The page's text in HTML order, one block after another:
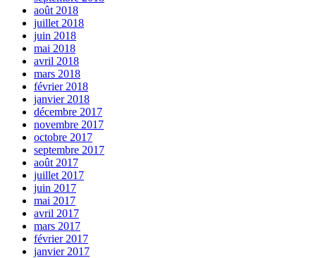
août 2018
juillet 2018
juin 2018
mai 2018
avril 2018
mars 2018
février 2018
janvier 2018
décembre 2017
novembre 2017
octobre 2017
septembre 2017
août 2017
juillet 2017
juin 2017
mai 2017
avril 2017
mars 2017
février 2017
janvier 2017